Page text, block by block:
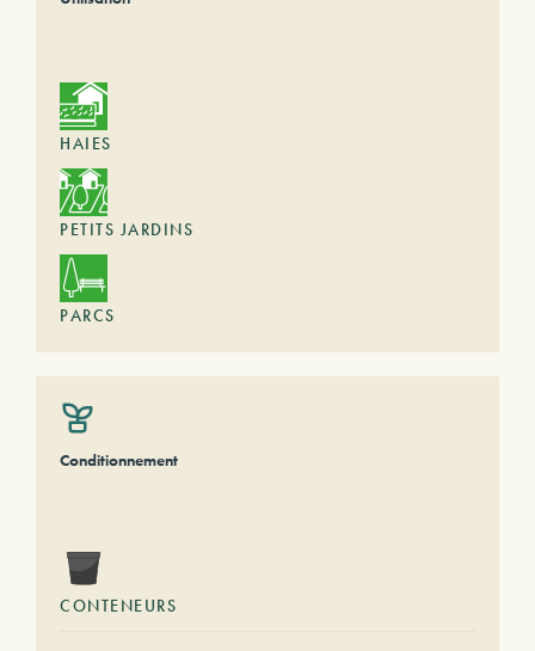
HAIES
PETITS JARDINS
PARCS
Conditionnement
CONTENEURS